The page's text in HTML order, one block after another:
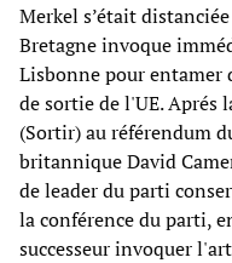
Merkel s’était
Bretagne invoque
Lisbonne pour entamer
de sortie de l'UE.
(Sortir) au référendum
britannique David
de leader du parti
la conférence du parti,
successeur invoquer